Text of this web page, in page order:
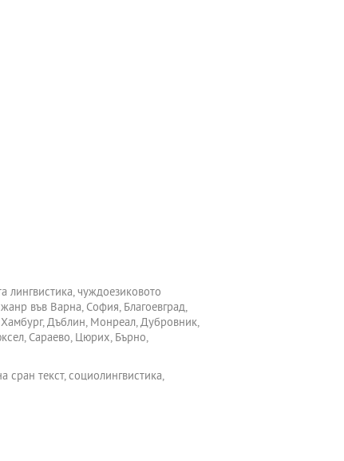
чуждоезиковото
във Варна, София, Благоевград,
Дъблин, Монреал, Дубровник,
Сараево, Цюрих, Бърно,
сран текст, социолингвистика,